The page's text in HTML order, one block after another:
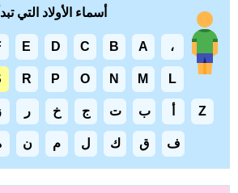
أسماء الأولاد التي تبدأ بـ #
، B
D
ت
ق ك